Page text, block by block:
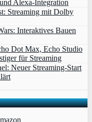
Alexa‑Integration
Streaming mit Dolby
Interaktives Bauen
Dot Max, Echo Studio
für Streaming
Neuer Streaming‑Start